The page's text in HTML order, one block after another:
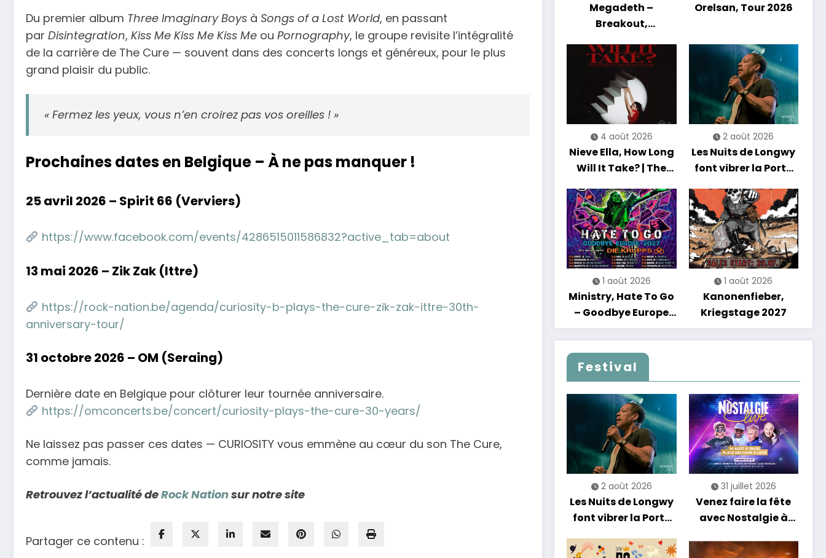
Du premier album Three Imaginary Boys à Songs of a Lost World, en passant
par Disintegration, Kiss Me Kiss Me Kiss Me ou Pornography, le groupe revisite l’intégralité
de la carrière de The Cure — souvent dans des concerts longs et généreux, pour le plus
grand plaisir du public.
« Fermez les yeux, vous n’en croirez pas vos oreilles ! »
Prochaines dates en Belgique – À ne pas manquer !
25 avril 2026 – Spirit 66 (Verviers)
https://www.facebook.com/events/4286515011586832?active_tab=about
13 mai 2026 – Zik Zak (Ittre)
https://rock-nation.be/agenda/curiosity-b-plays-the-cure-zik-zak-ittre-30th-
anniversary-tour/
31 octobre 2026 – OM (Seraing)
Dernière date en Belgique pour clôturer leur tournée anniversaire.
https://omconcerts.be/concert/curiosity-plays-the-cure-30-years/
Ne laissez pas passer ces dates — CURIOSITY vous emmène au cœur du son The Cure,
comme jamais.
Retrouvez l’actualité deRock Nationsur notre site
Partager ce contenu :
Megadeth –
Breakout,
Nations Europe Tour
2027
Orelsan, Tour 2026
4 août 2026
Nieve Ella, How Long
Will It Take? | The
2 août 2026
Les Nuits de Longwy
font vibrer la Porte
soirée entre
découvertes et
énergie reggae
1 août 2026
Ministry, Hate To Go
– Goodbye Europe
2027
1 août 2026
Kanonenfieber,
Kriegstage 2027
Festival
2 août 2026
Les Nuits de Longwy
font vibrer la Porte
soirée entre
31 juillet 2026
Venez faire la fête
avec Nostalgie à